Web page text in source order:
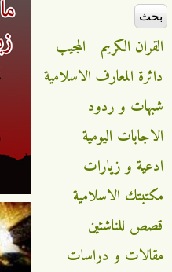
القران الكريم
المجيب
دائرة المعارف الاسلامية
شبهات و ردود
الاجابات اليومية
ادعية و زيارات
مكتبتك الاسلامية
قصص للناشئين
مقالات و دراسات